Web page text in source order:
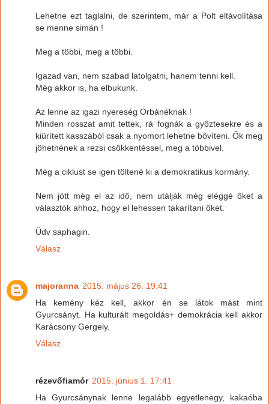
Lehetne ezt taglalni, de szerintem, már a Polt eltávolítása
se menne simán !
Meg a többi, meg a többi.
Igazad van, nem szabad latolgatni, hanem tenni kell.
Még akkor is, ha elbukunk.
Az lenne az igazi nyereség Orbánéknak !
Minden rosszat amit tettek, rá fognák a győztesekre és a
kiürített kasszából csak a nyomort lehetne bővíteni. Ők meg
jöhetnének a rezsi csökkentéssel, meg a többivel.
Még a ciklust se igen töltené ki a demokratikus kormány.
Nem jött még el az idő, nem utálják még eléggé őket a
választók ahhoz, hogy el lehessen takarítani őket.
Üdv saphagin.
Válasz
majoranna 2015. május 26. 19:41
Ha kemény kéz kell, akkor én se látok mást mint
Gyurcsányt. Ha kulturált megoldás+ demokrácia kell akkor
Karácsony Gergely.
Válasz
rézevőfiamór 2015. június 1. 17:41
Ha Gyurcsánynak lenne legalább egyetlenegy, kakaóba